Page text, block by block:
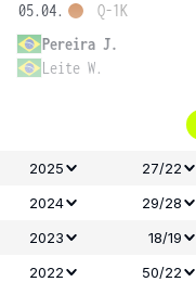
05.04.
Pereira J.
Leite W.
Q-1K
2025 27/22
2024
29/28
2023
18/19
2022 50/22